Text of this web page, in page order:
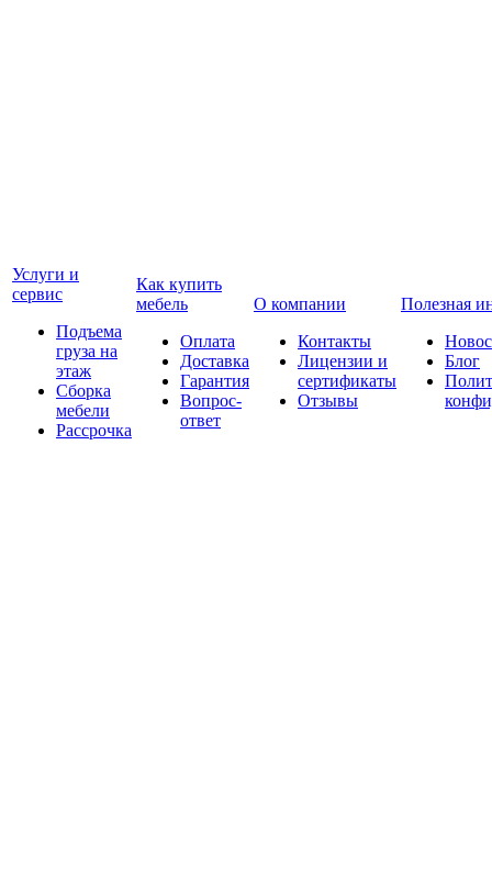
Услуги и
сервис
Подъема
груза на
этаж
Сборка
мебели
Рассрочка
Как купить
мебель
Оплата
Доставка
Гарантия
Вопрос-
ответ
О компании
Контакты
Лицензии и
сертификаты
Отзывы
Полезная
Блог